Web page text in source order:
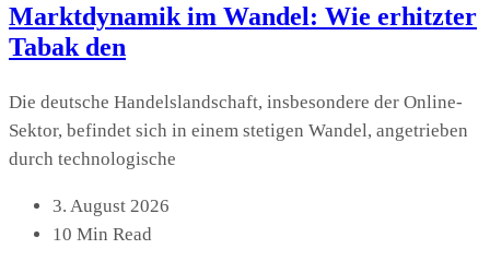
Marktdynamik im Wandel: Wie erhitzter
Tabak den
Die deutsche Handelslandschaft, insbesondere der Online-
Sektor, befindet sich in einem stetigen Wandel, angetrieben
durch technologische
3. August 2026
10 Min Read